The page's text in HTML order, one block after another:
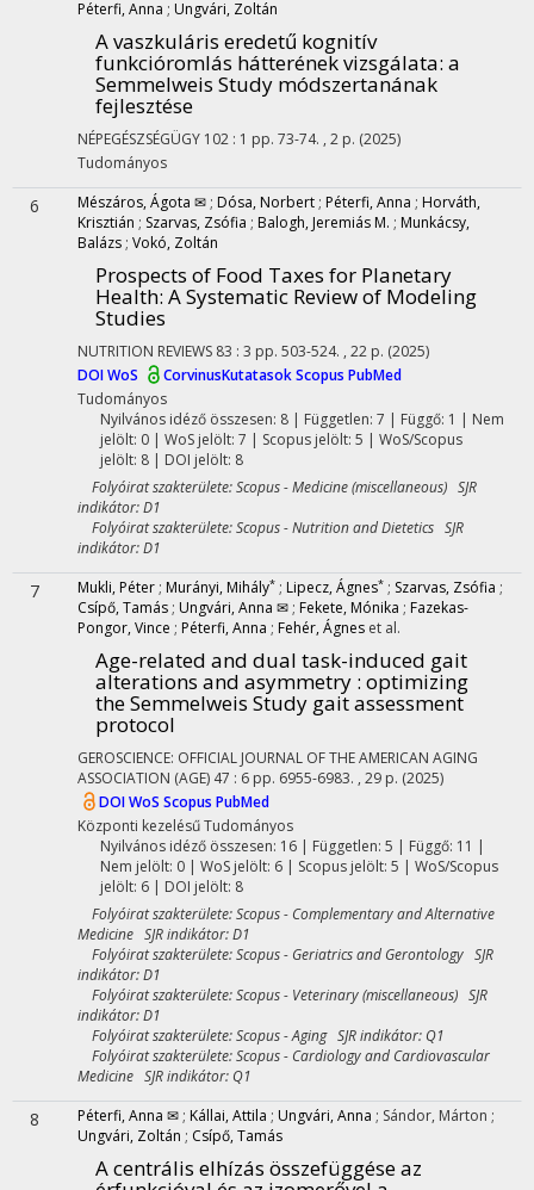
Péterfi, Anna ; Ungvári, Zoltán
A vaszkuláris eredetű kognitív
funkcióromlás hátterének vizsgálata: a
Semmelweis Study módszertanának
fejlesztése
NÉPEGÉSZSÉGÜGY 102 : 1 pp. 73-74. , 2 p. (2025)
Tudományos
6 Mészáros, Ágota ✉ ; Dósa, Norbert ; Péterfi, Anna ; Horváth,
Krisztián ; Szarvas, Zsófia ; Balogh, Jeremiás M. ; Munkácsy,
Balázs ; Vokó, Zoltán
Prospects of Food Taxes for Planetary
Health: A Systematic Review of Modeling
Studies
NUTRITION REVIEWS 83 : 3 pp. 503-524. , 22 p. (2025)
DOIWoS CorvinusKutatasokScopus PubMed
Tudományos
Nyilvános idéző összesen: 8| Független: 7 | Függő: 1 | Nem
jelölt: 0 | WoS jelölt: 7 | Scopus jelölt: 5 | WoS/Scopus
jelölt: 8 | DOI jelölt: 8
Folyóirat szakterülete: Scopus - Medicine (miscellaneous) SJR
indikátor: D1
Folyóirat szakterülete: Scopus - Nutrition and Dietetics SJR
indikátor: D1
7 Mukli, Péter ; Murányi, Mihály* ; Lipecz, Ágnes* ; Szarvas, Zsófia ;
Csípő, Tamás ; Ungvári, Anna ✉ ; Fekete, Mónika ; Fazekas-
Pongor, Vince ; Péterfi, Anna ; Fehér, Ágnes et al.
Age-related and dual task-induced gait
alterations and asymmetry : optimizing
the Semmelweis Study gait assessment
protocol
GEROSCIENCE: OFFICIAL JOURNAL OF THE AMERICAN AGING
ASSOCIATION (AGE) 47 : 6 pp. 6955-6983. , 29 p. (2025)
DOIWoS Scopus PubMed
Központi kezelésűTudományos
Nyilvános idéző összesen: 16| Független: 5 | Függő: 11 |
Nem jelölt: 0 | WoS jelölt: 6 | Scopus jelölt: 5 | WoS/Scopus
jelölt: 6 | DOI jelölt: 8
Folyóirat szakterülete: Scopus - Complementary and Alternative
Medicine SJR indikátor: D1
Folyóirat szakterülete: Scopus - Geriatrics and Gerontology SJR
indikátor: D1
Folyóirat szakterülete: Scopus - Veterinary (miscellaneous) SJR
indikátor: D1
Folyóirat szakterülete: Scopus - Aging SJR indikátor: Q1
Folyóirat szakterülete: Scopus - Cardiology and Cardiovascular
Medicine SJR indikátor: Q1
8 Péterfi, Anna ✉ ; Kállai, Attila ; Ungvári, Anna ; Sándor, Márton ;
Ungvári, Zoltán ; Csípő, Tamás
A centrális elhízás összefüggése az